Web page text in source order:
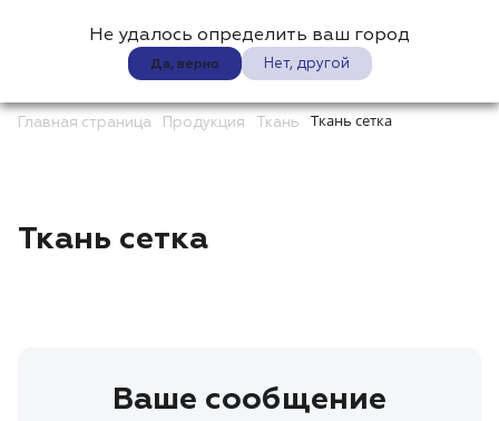
Не удалось определить ваш город
Да, верно Нет, другой
Главная страница Продукция Ткань Ткань сетка
Ткань сетка
Ваше сообщение